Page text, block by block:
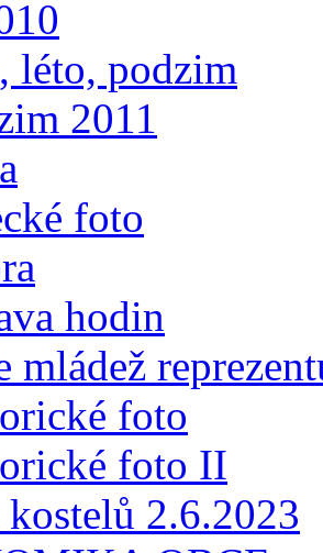
léto, podzim
2011
foto
hodin
mládež
foto
foto II
2.6.2023